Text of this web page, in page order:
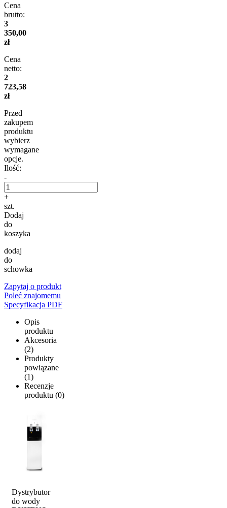
Cena
brutto:
3
350,00
zł
Cena
netto:
2
723,58
zł
Przed
zakupem
produktu
wybierz
wymagane
opcje.
Ilość:
-
+
szt.
Dodaj
do
koszyka
dodaj
do
schowka
Zapytaj o produkt
Poleć znajomemu
Specyfikacja PDF
Opis
produktu
Akcesoria
(2)
Produkty
powiązane
(1)
Recenzje
produktu (0)
Dystrybutor
do wody